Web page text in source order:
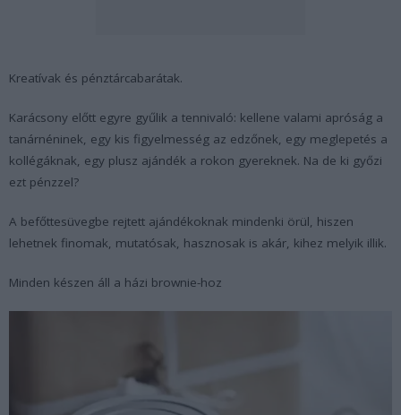
Kreatívak és pénztárcabarátak.
Karácsony előtt egyre gyűlik a tennivaló: kellene valami apróság a
tanárnéninek, egy kis figyelmesség az edzőnek, egy meglepetés a
kollégáknak, egy plusz ajándék a rokon gyereknek. Na de ki győzi
ezt pénzzel?
A befőttesüvegbe rejtett ajándékoknak mindenki örül, hiszen
lehetnek finomak, mutatósak, hasznosak is akár, kihez melyik illik.
Minden készen áll a házi brownie-hoz